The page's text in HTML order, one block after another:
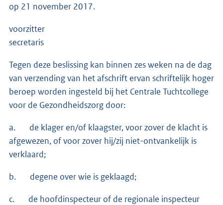
op 21 november 2017.
voorzitter
secretaris
Tegen deze beslissing kan binnen zes weken na de dag
van verzending van het afschrift ervan schriftelijk hoger
beroep worden ingesteld bij het Centrale Tuchtcollege
voor de Gezond­heidszorg door:
a. de klager en/of klaagster, voor zover de klacht is
afgewezen, of voor zover hij/zij niet-ontvankelijk is
verklaard;
b. degene over wie is geklaagd;
c. de hoofdinspecteur of de regionale inspecteur